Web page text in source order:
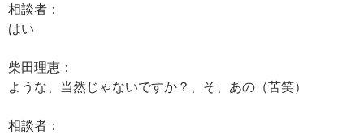
相談者：
はい
柴田理恵：
ような、当然じゃないですか？、そ、あの（苦笑）
相談者：